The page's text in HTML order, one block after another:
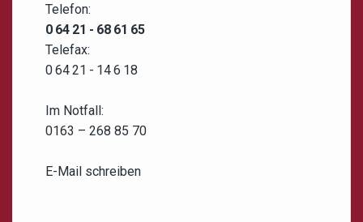
Telefon:
0 64 21 - 68 61 65
Telefax:
0 64 21 - 14 6 18
Im Notfall:
0163 – 268 85 70
E-Mail schreiben